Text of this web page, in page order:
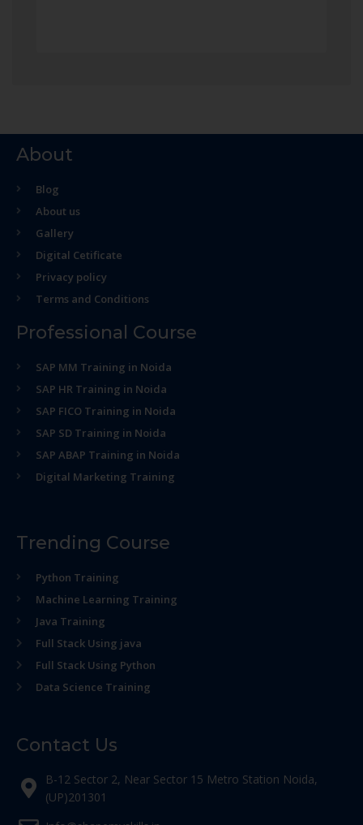
About
Blog
About us
Gallery
Digital Cetificate
Privacy policy
Terms and Conditions
Professional Course
SAP MM Training in Noida
SAP HR Training in Noida
SAP FICO Training in Noida
SAP SD Training in Noida
SAP ABAP Training in Noida
Digital Marketing Training
Trending Course
Python Training
Machine Learning Training
Java Training
Full Stack Using java
Full Stack Using Python
Data Science Training
Contact Us
B-12 Sector 2, Near Sector 15 Metro Station Noida,
(UP)201301